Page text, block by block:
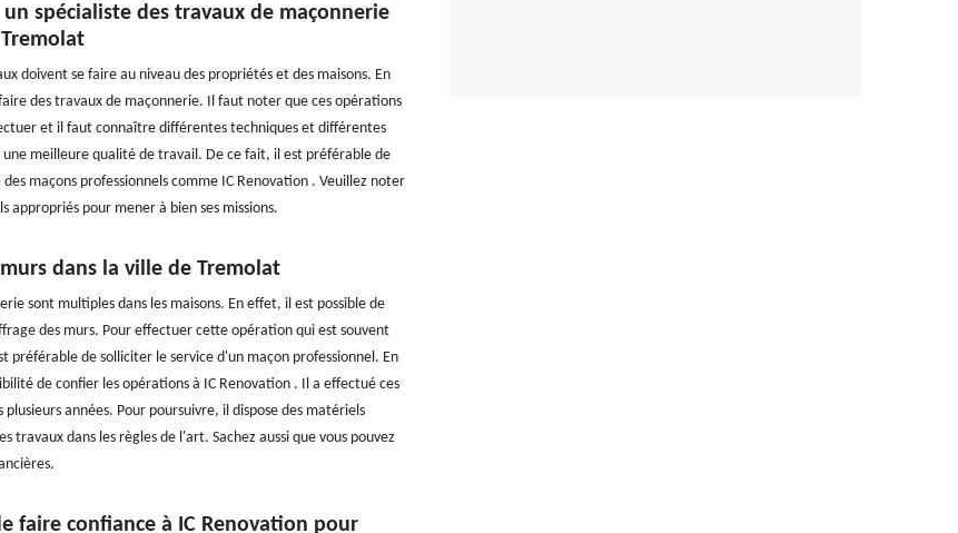
spécialiste des travaux de maçonnerie
doivent se faire au niveau des propriétés et des maisons. En
des travaux de maçonnerie. Il faut noter que ces opérations
et il faut connaître différentes techniques et différentes
une meilleure qualité de travail. De ce fait, il est préférable de
maçons professionnels comme IC Renovation . Veuillez noter
appropriés pour mener à bien ses missions.
dans la ville de Tremolat
sont multiples dans les maisons. En effet, il est possible de
des murs. Pour effectuer cette opération qui est souvent
préférable de solliciter le service d'un maçon professionnel. En
de confier les opérations à IC Renovation . Il a effectué ces
années. Pour poursuivre, il dispose des matériels
travaux dans les règles de l'art. Sachez aussi que vous pouvez
faire confiance à IC Renovation pour